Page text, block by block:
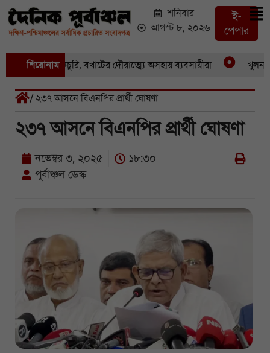
শনিবার
আগস্ট ৮, ২০২৬
ই-
পেপার
শিরোনাম
পর একচুরি, বখাটের দৌরাত্ম্যে অসহায় ব্যবসায়ীরা খুলনার
/ ২৩৭ আসনে বিএনপির প্রার্থী ঘোষণা
২৩৭ আসনে বিএনপির প্রার্থী ঘোষণা
নভেম্বর ৩, ২০২৫
১৮:৩০
পূর্বাঞ্চল ডেস্ক